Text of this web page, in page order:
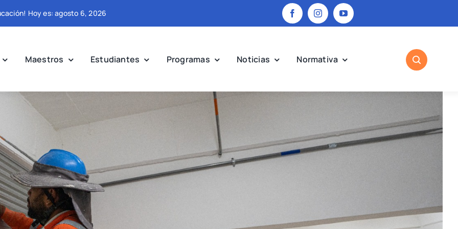
Hoy es: agosto 6, 2026
Maestros Estudiantes Programas Noticias Normativa